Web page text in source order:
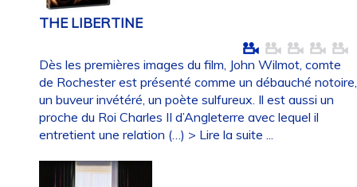
THE LIBERTINE
Dès les premières images du film, John Wilmot, comte
de Rochester est présenté comme un débauché notoire,
un buveur invétéré, un poète sulfureux. Il est aussi un
proche du Roi Charles II d’Angleterre avec lequel il
entretient une relation (…) > Lire la suite ...